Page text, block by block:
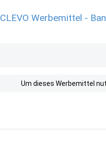
CLEVO Werbemittel -
Um dieses Werbemittel